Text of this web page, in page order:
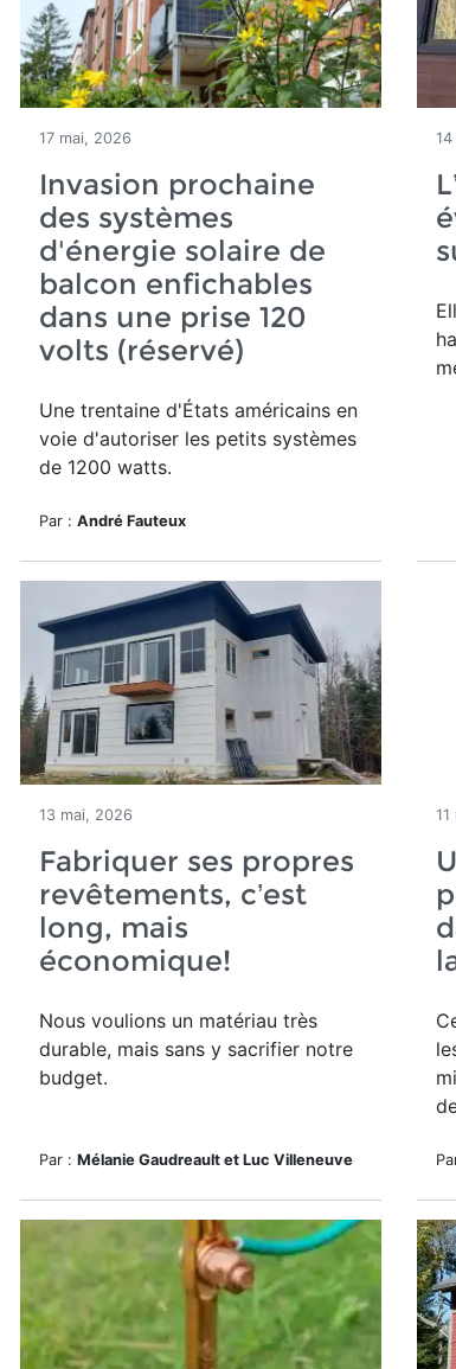
17 mai, 2026
Invasion prochaine
des systèmes
d'énergie solaire de
balcon enfichables
dans une prise 120
volts (réservé)
Une trentaine d'États américains en
voie d'autoriser les petits systèmes
de 1200 watts.
Par : André Fauteux
13 mai, 2026
Fabriquer ses propres
revêtements, c’est
long, mais
économique!
Nous voulions un matériau très
durable, mais sans y sacrifier notre
budget.
Par : Mélanie Gaudreault et Luc Villeneuve
11